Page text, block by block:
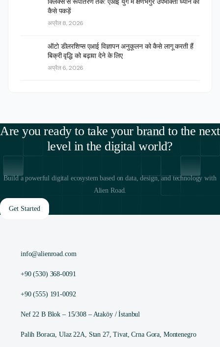
कैसे पकड़ें
अप्रैल 8, 2026
ऑटो डीलरशिप्स एआई विज्ञापन अनुकूलन को कैसे लागू करती हैं
बिक्री वृद्धि को बढ़ावा देने के लिए
अप्रैल 6, 2026
Are you ready to take your brand to the next
level in the digital world?
Build a powerful digital ecosystem based on data, design, and technology with
Alien Road.
Get Started
info@alienroad.com
+90 (530) 368-0091
+90 (555) 191-0092
Nef 22 B Blok – 15/308 – Ataköy / İstanbul
Palih Boraca, Ulaz 22A, Stan 27, Tivat, Crna Gora, Montenegro